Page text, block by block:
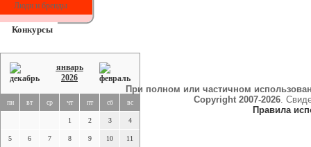
Люди и бренды
Конкурсы
январь
2026
пн вт ср чт пт сб вс
1 2 3 4
5 6 7 8 9 10 11
При полном или частичном
Copyright 2007-2026.
Правила